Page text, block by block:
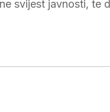
svijest javnosti, te